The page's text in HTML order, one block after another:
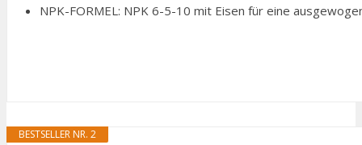
NPK-FORMEL: NPK 6-5-10 mit Eisen für eine
BESTSELLER NR. 2